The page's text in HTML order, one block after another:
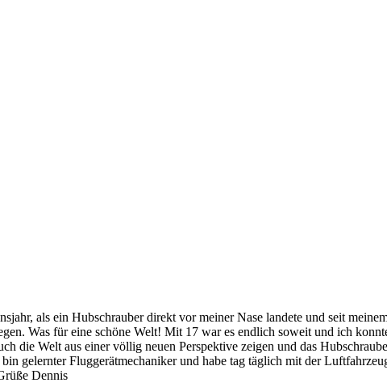
als ein Hubschrauber direkt vor meiner Nase landete und seit
Was für eine schöne Welt! Mit 17 war es endlich soweit und ich
die Welt aus einer völlig neuen Perspektive zeigen und das
gelernter Fluggerätmechaniker und habe tag täglich mit der
Dennis